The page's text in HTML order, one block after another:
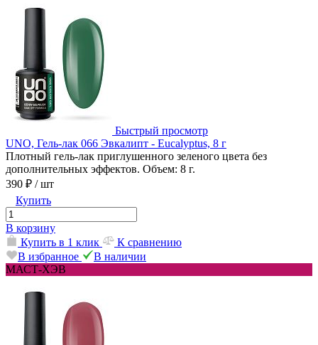
Быстрый просмотр
UNO, Гель-лак 066 Эвкалипт - Eucalyptus, 8 г
Плотный гель-лак приглушенного зеленого цвета без
дополнительных эффектов. Объем: 8 г.
390 ₽ / шт
Купить
В корзину
Купить в 1 клик
К сравнению
В избранное
В наличии
МАСТ-ХЭВ